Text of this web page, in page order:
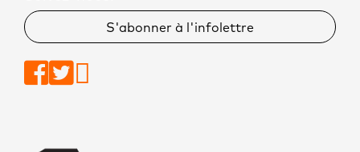
S'abonner à l'infolettre